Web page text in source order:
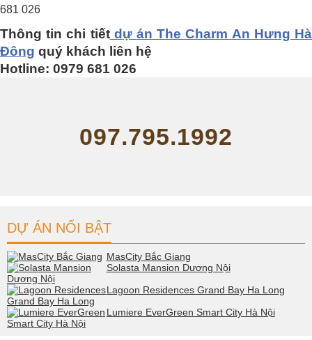
681 026
Thông tin chi tiếtdự án The Charm An Hưng Hà
Đông quý khách liên hệ
Hotline: 0979 681 026
097.795.1992
DỰ ÁN NỔI BẬT
MasCity Bắc Giang
Solasta Mansion Dương Nội
Lagoon Residences Grand Bay Ha Long
Lumiere EverGreen Smart City Hà Nội